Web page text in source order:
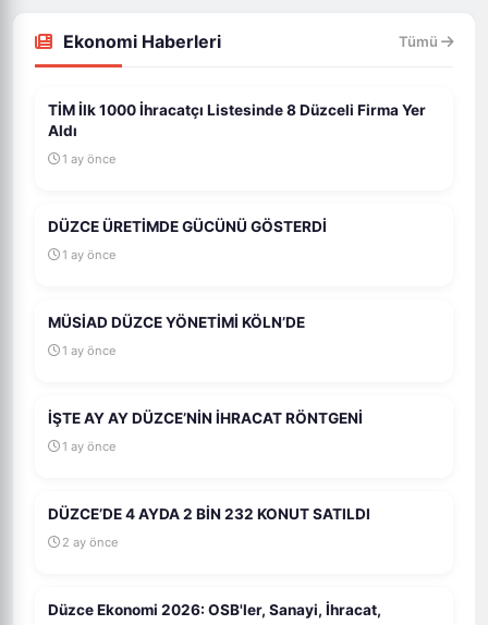
Ekonomi Haberleri Tümü
TİM İlk 1000 İhracatçı Listesinde 8 Düzceli Firma Yer
Aldı
1 ay önce
DÜZCE ÜRETİMDE GÜCÜNÜ GÖSTERDİ
1 ay önce
MÜSİAD DÜZCE YÖNETİMİ KÖLN’DE
1 ay önce
İŞTE AY AY DÜZCE’NİN İHRACAT RÖNTGENİ
1 ay önce
DÜZCE’DE 4 AYDA 2 BİN 232 KONUT SATILDI
2 ay önce
Düzce Ekonomi 2026: OSB'ler, Sanayi, İhracat,